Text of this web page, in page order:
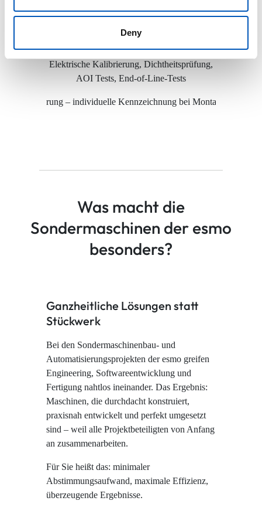
Deny
Prüfen + Sichern:
Elektrische Kalibrierung, Dichtheitsprüfung,
AOI Tests, End-of-Line-Tests
Was macht die
Sondermaschinen der esmo
besonders?
Ganzheitliche Lösungen statt
Stückwerk
Bei den Sondermaschinenbau- und
Automatisierungsprojekten der esmo greifen
Engineering, Softwareentwicklung und
Fertigung nahtlos ineinander. Das Ergebnis:
Maschinen, die durchdacht konstruiert,
praxisnah entwickelt und perfekt umgesetzt
sind – weil alle Projektbeteiligten von Anfang
an zusammenarbeiten.
Für Sie heißt das: minimaler
Abstimmungsaufwand, maximale Effizienz,
überzeugende Ergebnisse.